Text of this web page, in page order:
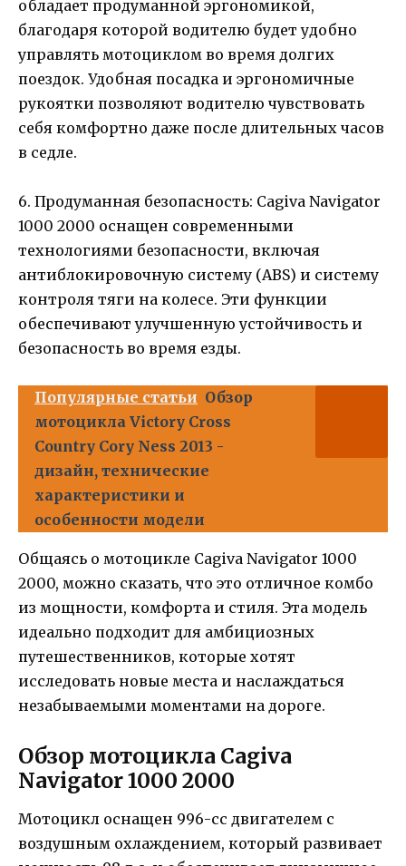
обладает продуманной эргономикой,
благодаря которой водителю будет удобно
управлять мотоциклом во время долгих
поездок. Удобная посадка и эргономичные
рукоятки позволяют водителю чувствовать
себя комфортно даже после длительных часов
в седле.
6. Продуманная безопасность: Cagiva Navigator
1000 2000 оснащен современными
технологиями безопасности, включая
антиблокировочную систему (ABS) и систему
контроля тяги на колесе. Эти функции
обеспечивают улучшенную устойчивость и
безопасность во время езды.
Популярные статьи Обзор
мотоцикла Victory Cross
Country Cory Ness 2013 -
дизайн, технические
характеристики и
особенности модели
Общаясь о мотоцикле Cagiva Navigator 1000
2000, можно сказать, что это отличное комбо
из мощности, комфорта и стиля. Эта модель
идеально подходит для амбициозных
путешественников, которые хотят
исследовать новые места и наслаждаться
незабываемыми моментами на дороге.
Обзор мотоцикла Cagiva
Navigator 1000 2000
Мотоцикл оснащен 996-сс двигателем с
воздушным охлаждением, который развивает